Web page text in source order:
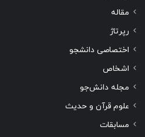
مقاله
رپرتاژ
اختصاصی دانشجو
اشخاص
مجله دانش‌جو
علوم قرآن و حدیث
مسابقات